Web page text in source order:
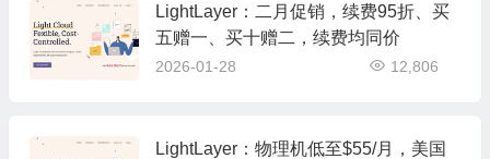
LightLayer：二月促销，续费95折、买
五赠一、买十赠二，续费均同价
2026-01-28 12,806
LightLayer：物理机低至$55/月，美国